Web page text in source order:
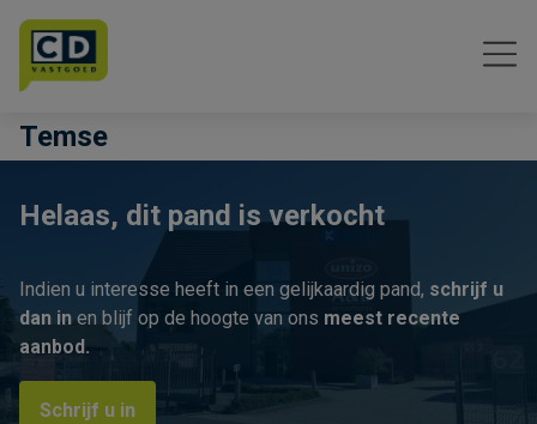
Menu overslaan en naar de inhoud gaan
Temse
Helaas, dit pand is verkocht
Indien u interesse heeft in een gelijkaardig pand, schrijf u
dan in en blijf op de hoogte van ons meest recente
aanbod.
Schrijf u in